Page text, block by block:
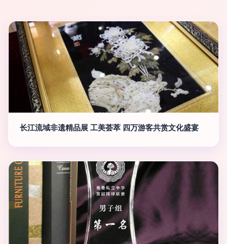
长江流域非遗精品展 工美荟萃 四万游客共赏文化盛宴